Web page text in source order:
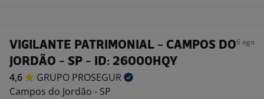
VIGILANTE PATRIMONIAL - CAMPOS DO
JORDÃO - SP - ID: 26000HQY
6 ago
4,6 GRUPO PROSEGUR
Campos do Jordão - SP